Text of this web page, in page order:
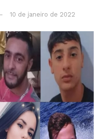
10 de janeiro de 2022